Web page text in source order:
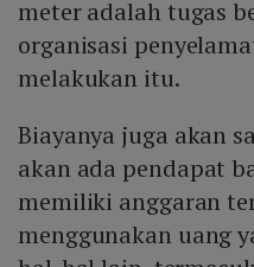
meter adalah tugas
organisasi
melakukan itu.
Biayanya juga akan
akan ada pendapat
memiliki anggaran
menggunakan uang